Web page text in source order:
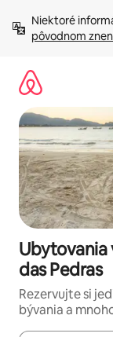
obsah.
Niektoré
pôvodnom
Ubytovania
das Pedras
Rezervujte si
bývania a